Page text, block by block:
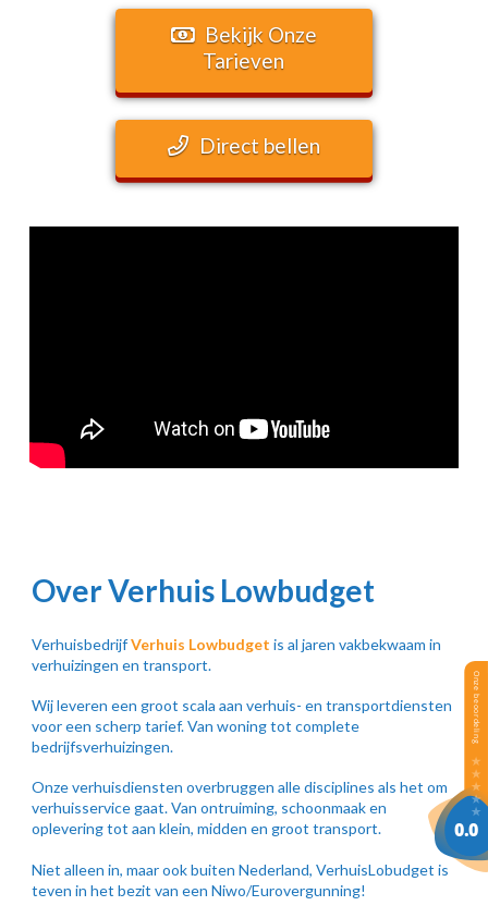
Bekijk Onze
Tarieven
Direct bellen
Over Verhuis Lowbudget
VerhuisbedrijfVerhuis Lowbudget is al jaren vakbekwaam in
verhuizingen en transport.
Wij leveren een groot scala aan verhuis- en transportdiensten
voor een scherp tarief. Van woning tot complete
bedrijfsverhuizingen.
Onze verhuisdiensten overbruggen alle disciplines als het om
verhuisservice gaat. Van ontruiming, schoonmaak en
oplevering tot aan klein, midden en groot transport.
Niet alleen in, maar ook buiten Nederland, VerhuisLobudget is
teven in het bezit van een Niwo/Eurovergunning!